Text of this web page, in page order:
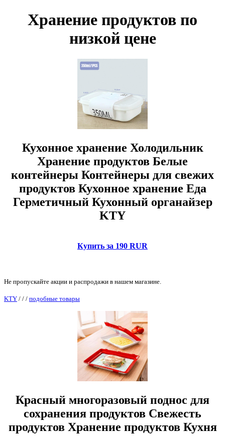
Хранение продуктов по
низкой цене
Кухонное хранение Холодильник
Хранение продуктов Белые
контейнеры Контейнеры для свежих
продуктов Кухонное хранение Еда
Герметичный Кухонный органайзер
KTY
Купить за 190 RUR
Не пропускайте акции и распродажи в нашем магазине.
KTY / / / подобные товары
Красный многоразовый поднос для
сохранения продуктов Свежесть
продуктов Хранение продуктов Кухня